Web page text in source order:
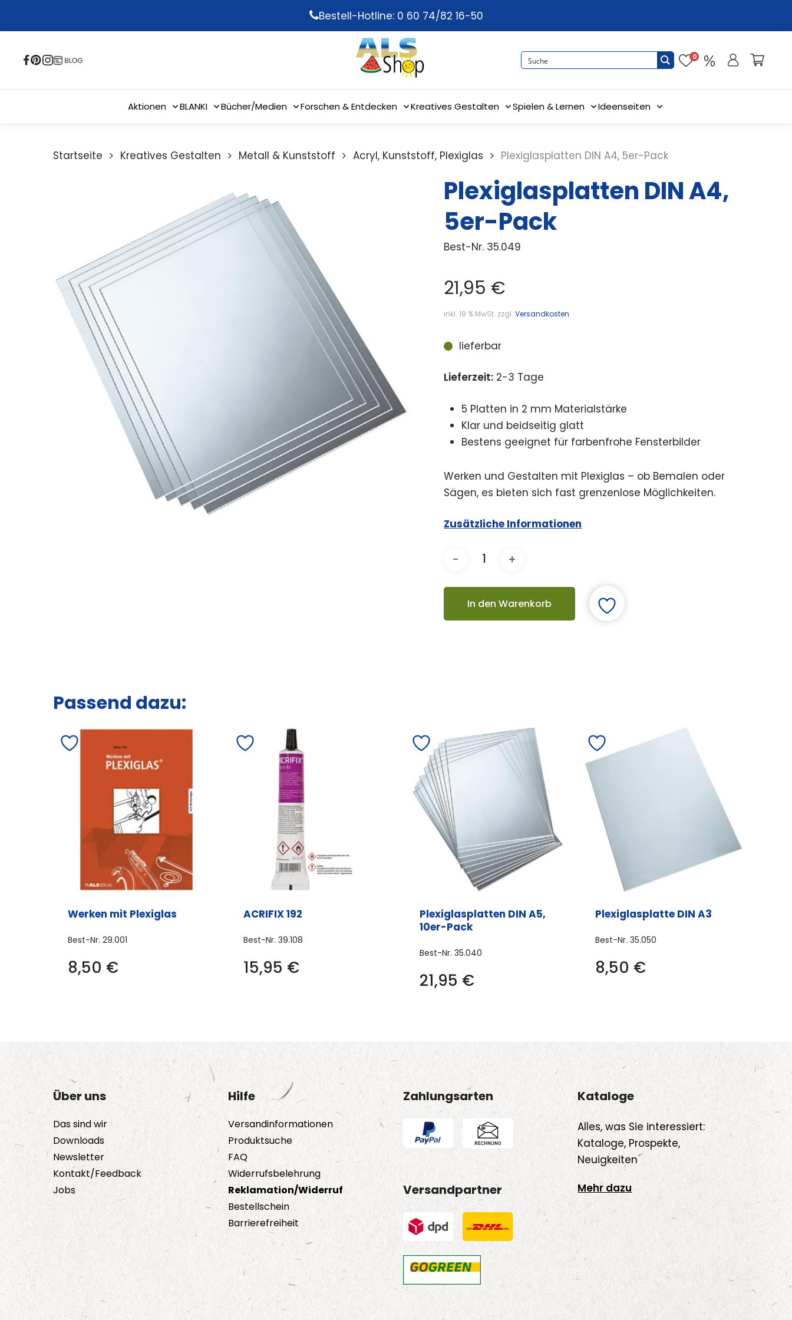
content
Bestell-Hotline: 0 60 74/82 16-50
0
Aktionen BLANKI Bücher/Medien Forschen & Entdecken Kreatives Gestalten Spielen & Lernen Ideenseiten
Startseite Kreatives Gestalten Metall & Kunststoff Acryl, Kunststoff, Plexiglas Plexiglasplatten DIN A4, 5er-Pack
Plexiglasplatten DIN A4,
5er-Pack
Best-Nr. 35.049
21,95 €
inkl. 19 % MwSt. zzgl.Versandkosten
lieferbar
Lieferzeit: 2-3 Tage
5 Platten in 2 mm Materialstärke
Klar und beidseitig glatt
Bestens geeignet für farbenfrohe Fensterbilder
Werken und Gestalten mit Plexiglas – ob Bemalen oder
Sägen, es bieten sich fast grenzenlose Möglichkeiten.
Zusätzliche Informationen
In den Warenkorb
Passend dazu:
Werken mit Plexiglas
Best-Nr. 29.001
8,50 €
ACRIFIX 192
Best-Nr.39.108
15,95 €
Plexiglasplatten DIN A5,
10er-Pack
Best-Nr. 35.040
21,95 €
Plexiglasplatte DIN A3
Best-Nr. 35.050
8,50 €
Über uns
Das sind wir
Downloads
Newsletter
Kontakt/Feedback
Jobs
Hilfe
Versandinformationen
Produktsuche
FAQ
Widerrufsbelehrung
Reklamation/Widerruf
Bestellschein
Barrierefreiheit
Zahlungsarten
Versandpartner
Kataloge
Alles, was Sie interessiert:
Kataloge, Prospekte,
Neuigkeiten
Mehr dazu